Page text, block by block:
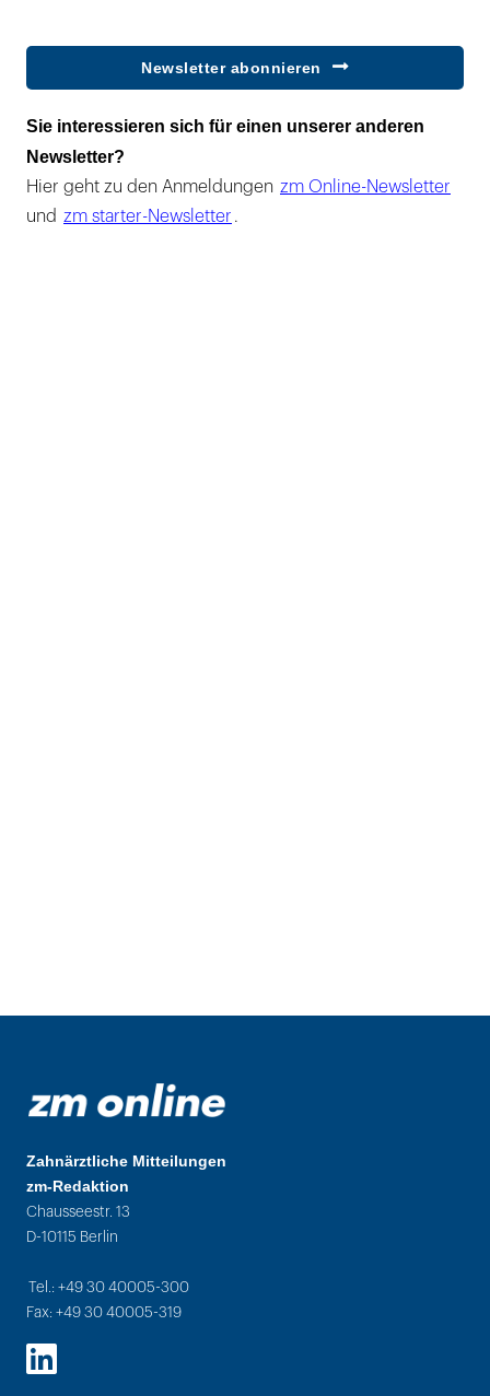
Newsletter abonnieren
Sie interessieren sich für einen unserer anderen
Newsletter?
Hier geht zu den Anmeldungen zm Online-Newsletter
und zm starter-Newsletter .
Zahnärztliche Mitteilungen
zm-Redaktion
Chausseestr. 13
D-10115 Berlin
Tel.: +49 30 40005-300
Fax: +49 30 40005-319
LinkedIn